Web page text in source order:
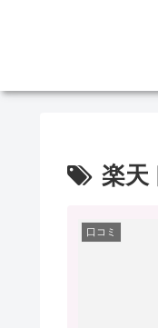
楽天
口コミ